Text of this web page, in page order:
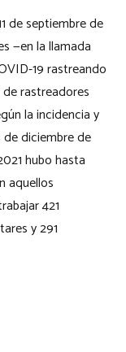
de septiembre de
—en la llamada
19 rastreando
rastreadores
la incidencia y
diciembre de
hubo hasta
aquellos
421
y 291